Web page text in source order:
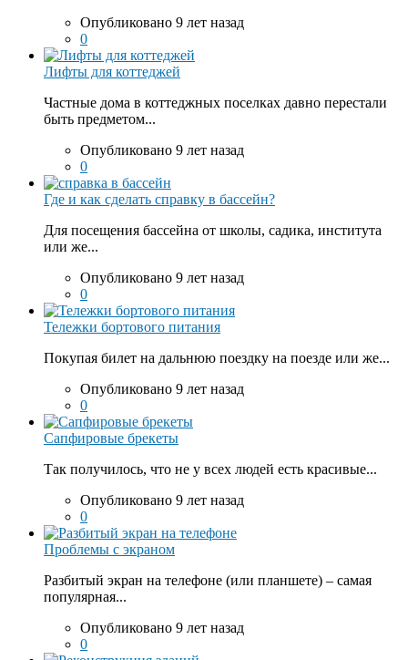
Опубликовано 9 лет назад
0
Лифты для коттеджей
Частные дома в коттеджных поселках давно перестали
быть предметом...
Опубликовано 9 лет назад
0
Где и как сделать справку в бассейн?
Для посещения бассейна от школы, садика, института
или же...
Опубликовано 9 лет назад
0
Тележки бортового питания
Покупая билет на дальнюю поездку на поезде или же...
Опубликовано 9 лет назад
0
Сапфировые брекеты
Так получилось, что не у всех людей есть красивые...
Опубликовано 9 лет назад
0
Проблемы с экраном
Разбитый экран на телефоне (или планшете) – самая
популярная...
Опубликовано 9 лет назад
0